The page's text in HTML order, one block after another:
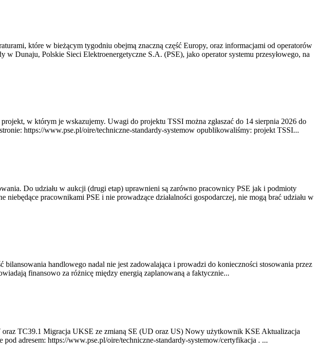
które w bieżącym tygodniu obejmą znaczną część Europy, oraz informacjami od operatorów
Dunaju, Polskie Sieci Elektroenergetyczne S.A. (PSE), jako operator systemu przesyłowego, na
w którym je wskazujemy. Uwagi do projektu TSSI można zgłaszać do 14 sierpnia 2026 do
https://www.pse.pl/oire/techniczne-standardy-systemow opublikowaliśmy: projekt TSSI...
Do udziału w aukcji (drugi etap) uprawnieni są zarówno pracownicy PSE jak i podmioty
pracownikami PSE i nie prowadzące działalności gospodarczej, nie mogą brać udziału w
handlowego nadal nie jest zadowalająca i prowadzi do konieczności stosowania przez
finansowo za różnicę między energią zaplanowaną a faktycznie...
TC39.1 Migracja UKSE ze zmianą SE (UD oraz US) Nowy użytkownik KSE Aktualizacja
adresem: https://www.pse.pl/oire/techniczne-standardy-systemow/certyfikacja . ...